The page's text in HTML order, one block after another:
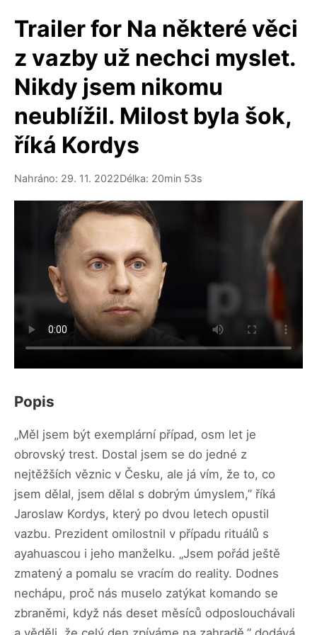
Trailer for Na některé věci
z vazby už nechci myslet.
Nikdy jsem nikomu
neublížil. Milost byla šok,
říká Kordys
Nahráno: 29. 11. 2022Délka: 20min 53s
Popis
„Měl jsem být exemplární případ, osm let je
obrovský trest. Dostal jsem se do jedné z
nejtěžších věznic v Česku, ale já vím, že to, co
jsem dělal, jsem dělal s dobrým úmyslem,” říká
Jaroslaw Kordys, který po dvou letech opustil
vazbu. Prezident omilostnil v případu rituálů s
ayahuascou i jeho manželku. „Jsem pořád ještě
zmatený a pomalu se vracím do reality. Dodnes
nechápu, proč nás muselo zatýkat komando se
zbraněmi, když nás deset měsíců odposlouchávali